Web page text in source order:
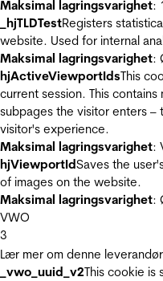
Maksimal lagringsvarighet:
_hjTLDTestRegisters
website. Used for internal
Maksimal lagringsvarighet:
hjActiveViewportIdsThis
current session. This
subpages the visitor enters –
visitor's experience.
Maksimal lagringsvarighet:
hjViewportIdSaves the
of images on the website.
Maksimal lagringsvarighet:
VWO
3
Lær mer om denne
_vwo_uuid_v2This cookie is